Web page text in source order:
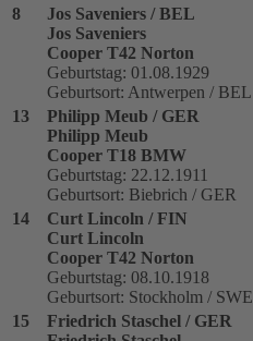
8
Jos Saveniers / BEL
Jos Saveniers
Cooper T42 Norton
Geburtstag: 01.08.1929
Geburtsort: Antwerpen / BEL
13
Philipp Meub / GER
Philipp Meub
Cooper T18 BMW
Geburtstag: 22.12.1911
Geburtsort: Biebrich / GER
14
Curt Lincoln / FIN
Curt Lincoln
Cooper T42 Norton
Geburtstag: 08.10.1918
Geburtsort: Stockholm / SWE
15
Friedrich Staschel / GER